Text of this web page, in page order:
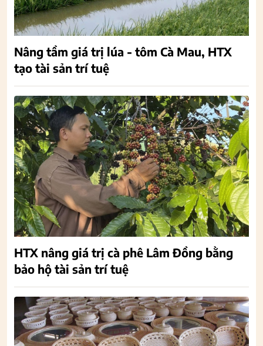
Nâng tầm giá trị lúa - tôm Cà Mau, HTX
tạo tài sản trí tuệ
HTX nâng giá trị cà phê Lâm Đồng bằng
bảo hộ tài sản trí tuệ